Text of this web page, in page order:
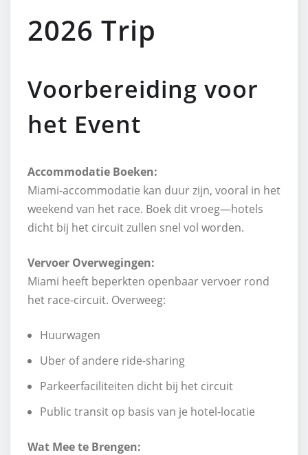
2026 Trip
Voorbereiding voor
het Event
Accommodatie Boeken:
Miami-accommodatie kan duur zijn, vooral in het
weekend van het race. Boek dit vroeg—hotels
dicht bij het circuit zullen snel vol worden.
Vervoer Overwegingen:
Miami heeft beperkten openbaar vervoer rond
het race-circuit. Overweeg:
Huurwagen
Uber of andere ride-sharing
Parkeerfaciliteiten dicht bij het circuit
Public transit op basis van je hotel-locatie
Wat Mee te Brengen: